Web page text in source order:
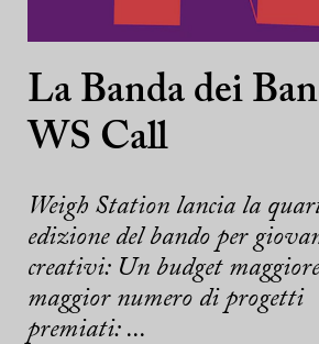
La Banda dei
WS Call
Weigh Station lancia la
edizione del bando per
creativi: Un budget
maggior numero di progetti
premiati: ...